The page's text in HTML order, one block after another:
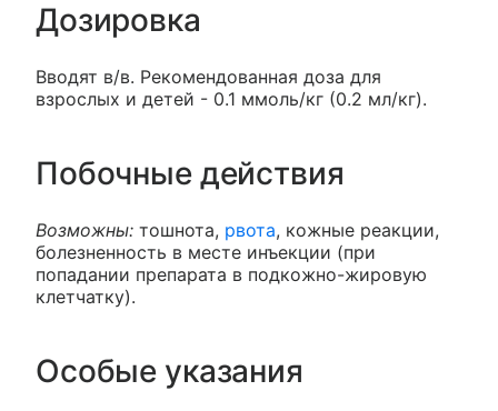
Дозировка
Вводят в/в. Рекомендованная доза для
взрослых и детей - 0.1 ммоль/кг (0.2 мл/кг).
Побочные действия
Возможны: тошнота, рвота, кожные реакции,
болезненность в месте инъекции (при
попадании препарата в подкожно-жировую
клетчатку).
Особые указания